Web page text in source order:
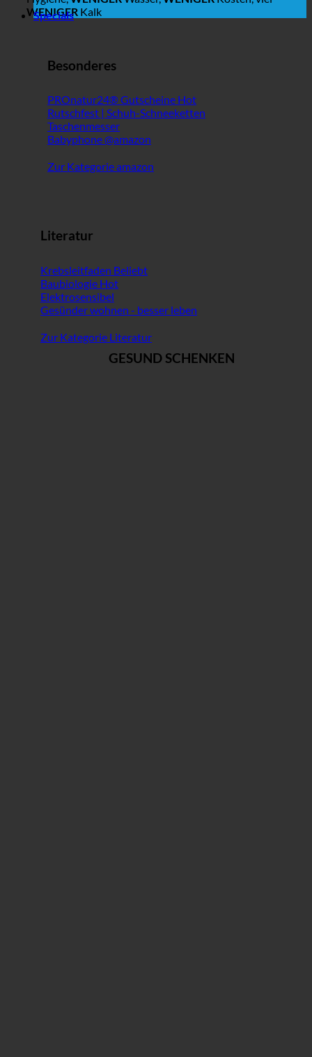
WENIGER Kalk
Specials
Besonderes
PROnatur24® Gutscheine
Rutschfest | Schuh-Schneeketten
Taschenmesser
Babyphone @amazon
Zur Kategorie amazon
Literatur
Krebsleitfaden
Baubiologie
Elektrosensibel
Gesünder wohnen - besser leben
Zur Kategorie Literatur
GESUND SCHENKEN